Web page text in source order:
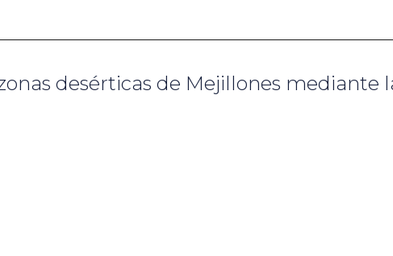
desérticas de Mejillones mediante